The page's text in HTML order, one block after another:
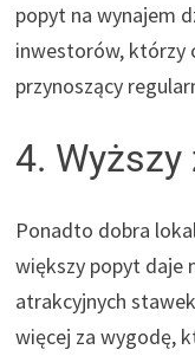
popyt na wynajem
inwestorów, którzy
przynoszący
4.
Ponadto dobra
większy popyt daje
atrakcyjnych
więcej za wygodę,